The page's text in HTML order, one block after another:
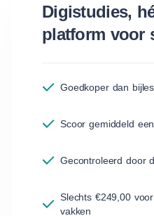
Digistudies,
platform voor
Goedkoper dan bijles
Scoor gemiddeld
Gecontroleerd door
Slechts €249,00
vakken